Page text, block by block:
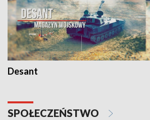
Desant
SPOŁECZEŃSTWO